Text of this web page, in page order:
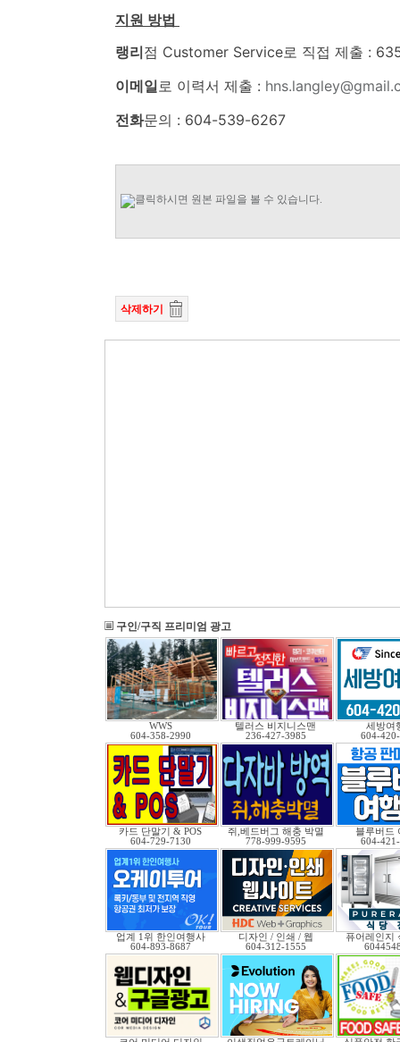
지원 방법
랭리점 Customer Service로 직접 제출 :
이메일로 이력서 제출 :
전화문의 : 604-539-6267
삭제하기
구인/구직 프리미엄 광고
WWS
604-358-2990
텔러스 비지니스맨
236-427-3985
세방여
604-
카드 단말기 & POS
604-729-7130
쥐,베드버그 해충 박멸
778-999-9595
블루버드
604-
업계 1위 한인여행사
604-893-8687
디자인 / 인쇄 / 웹
604-312-1555
퓨어레인지